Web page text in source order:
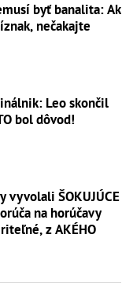
byť banalita: Ak
nečakajte
Leo skončil
bol dôvod!
vyvolali ŠOKUJÚCE
na horúčavy
z AKÉHO